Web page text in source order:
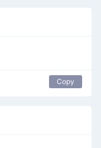
Copy